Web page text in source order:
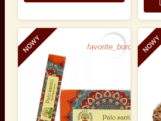
NOWY favorite_border -21%
NOWY